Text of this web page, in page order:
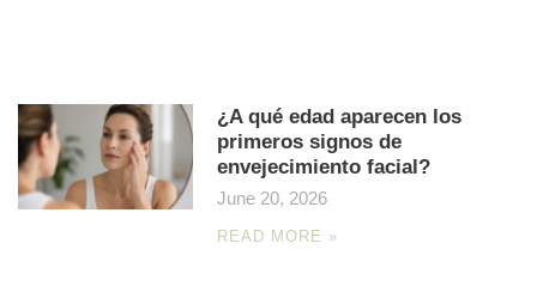
¿A qué edad aparecen los
primeros signos de
envejecimiento facial?
June 20, 2026
READ MORE »